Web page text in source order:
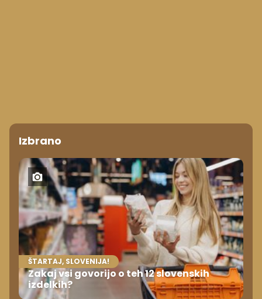
Izbrano
ŠTARTAJ, SLOVENIJA!
Zakaj vsi govorijo o teh 12 slovenskih
izdelkih?